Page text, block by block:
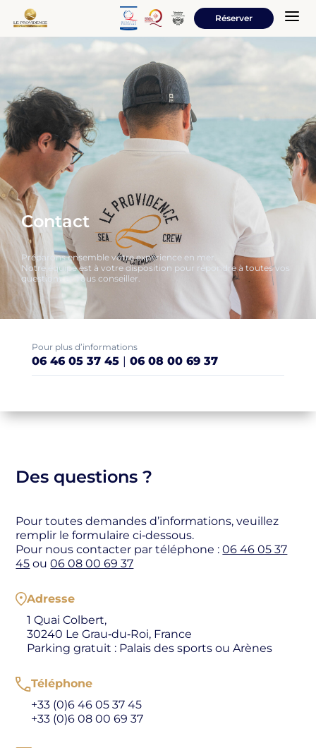
Réserver a
Contact
Préparons ensemble votre expérience en mer.
Notre équipe est à votre disposition pour répondre à toutes vos
questions et vous conseiller.
Pour plus d’informations
06 46 05 37 45 | 06 08 00 69 37
Des questions ?
Pour toutes demandes d’informations, veuillez
remplir le formulaire ci‑dessous.
Pour nous contacter par téléphone :06 46 05 37
45 ou06 08 00 69 37
Adresse
1 Quai Colbert,
30240 Le Grau‑du‑Roi, France
Parking gratuit : Palais des sports ou Arènes
Téléphone
+33 (0)6 46 05 37 45
+33 (0)6 08 00 69 37